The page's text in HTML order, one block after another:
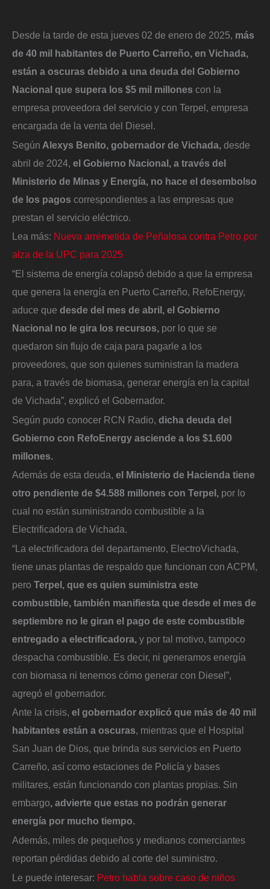
Desde la tarde de esta jueves 02 de enero de 2025, más
de 40 mil habitantes de Puerto Carreño, en Vichada,
están a oscuras debido a una deuda del Gobierno
Nacional que supera los $5 mil millones con la
empresa proveedora del servicio y con Terpel, empresa
encargada de la venta del Diesel.
Según Alexys Benito, gobernador de Vichada, desde
abril de 2024, el Gobierno Nacional, a través del
Ministerio de Minas y Energía, no hace el desembolso
de los pagos correspondientes a las empresas que
prestan el servicio eléctrico.
Lea más: Nueva arremetida de Peñalosa contra Petro por
alza de la UPC para 2025
“El sistema de energía colapsó debido a que la empresa
que genera la energía en Puerto Carreño, RefoEnergy,
aduce que desde del mes de abril, el Gobierno
Nacional no le gira los recursos, por lo que se
quedaron sin flujo de caja para pagarle a los
proveedores, que son quienes suministran la madera
para, a través de biomasa, generar energía en la capital
de Vichada”, explicó el Gobernador.
Según pudo conocer RCN Radio, dicha deuda del
Gobierno con RefoEnergy asciende a los $1.600
millones.
Además de esta deuda, el Ministerio de Hacienda tiene
otro pendiente de $4.588 millones con Terpel, por lo
cual no están suministrando combustible a la
Electrificadora de Vichada.
“La electrificadora del departamento, ElectroVichada,
tiene unas plantas de respaldo que funcionan con ACPM,
pero Terpel, que es quien suministra este
combustible, también manifiesta que desde el mes de
septiembre no le giran el pago de este combustible
entregado a electrificadora, y por tal motivo, tampoco
despacha combustible. Es decir, ni generamos energía
con biomasa ni tenemos cómo generar con Diesel”,
agregó el gobernador.
Ante la crisis, el gobernador explicó que más de 40 mil
habitantes están a oscuras, mientras que el Hospital
San Juan de Dios, que brinda sus servicios en Puerto
Carreño, así como estaciones de Policía y bases
militares, están funcionando con plantas propias. Sin
embargo, advierte que estas no podrán generar
energía por mucho tiempo.
Además, miles de pequeños y medianos comerciantes
reportan pérdidas debido al corte del suministro.
Le puede interesar: Petro habla sobre caso de niños